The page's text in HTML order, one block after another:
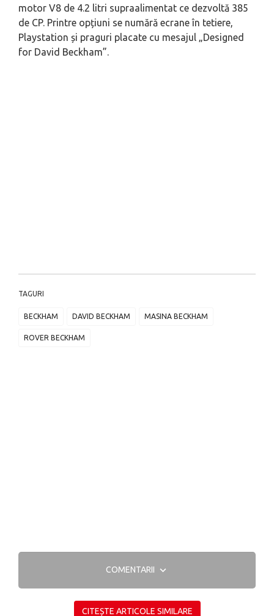
motor V8 de 4.2 litri supraalimentat ce dezvoltă 385
de CP. Printre opțiuni se numără ecrane în tetiere,
Playstation și praguri placate cu mesajul „Designed
for David Beckham”.
TAGURI
BECKHAM DAVID BECKHAM MASINA BECKHAM
ROVER BECKHAM
COMENTARII
CITEȘTE ARTICOLE SIMILARE